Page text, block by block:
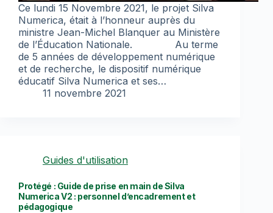
Ce lundi 15 Novembre 2021, le projet Silva
Numerica, était à l’honneur auprès du
ministre Jean-Michel Blanquer au Ministère
de l’Éducation Nationale. Au terme
de 5 années de développement numérique
et de recherche, le dispositif numérique
éducatif Silva Numerica et ses…
11 novembre 2021
Guides d'utilisation
Protégé : Guide de prise en main de Silva
Numerica V2 : personnel d’encadrement et
pédagogique